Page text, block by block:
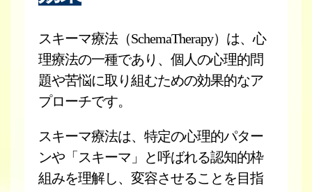
スキーマ療法（SchemaTherapy）は、心
理療法の一種であり、個人の心理的問
題や苦悩に取り組むための効果的なア
プローチです。
スキーマ療法は、特定の心理的パター
ンや「スキーマ」と呼ばれる認知的枠
組みを理解し、変容させることを目指